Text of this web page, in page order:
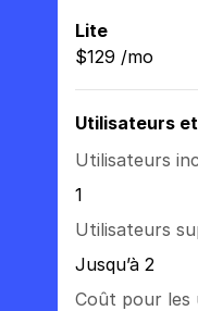
Lite
$129 /mo
Utilisateurs
Utilisateurs
1
Utilisateurs
Jusqu’à 2
Coût pour les